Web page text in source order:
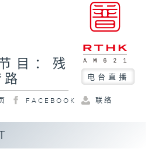
目：残
电台直播
FACEBOOK 联络